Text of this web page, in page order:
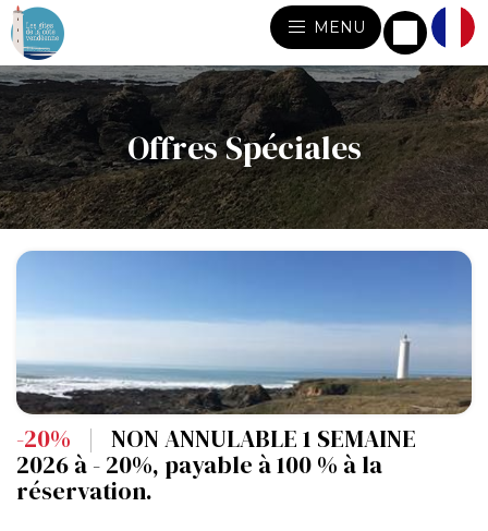
MENU
Offres Spéciales
-20% | NON ANNULABLE 1 SEMAINE
2026 à - 20%, payable à 100 % à la
réservation.